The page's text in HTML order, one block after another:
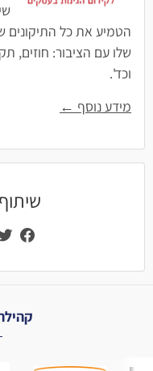
הטמיע את כל התיקונים
שלו עם הציבור: חוזים,
וכד'.
מידע נוסף ←